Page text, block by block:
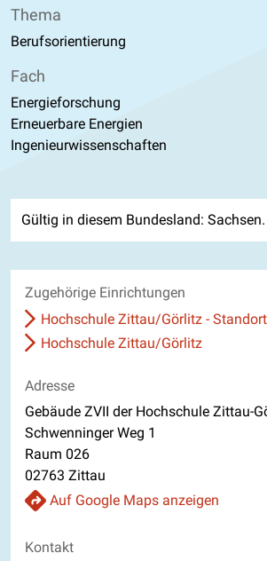
Thema
Berufsorientierung
Fach
Energieforschung
Erneuerbare Energien
Ingenieurwissenschaften
Gültig in diesem Bundesland: Sachsen.
Zugehörige Einrichtungen
Hochschule Zittau/Görlitz -
Hochschule Zittau/Görlitz
Adresse
Gebäude ZVII der Hochschule Zittau-
Schwenninger Weg 1
Raum 026
02763 Zittau
Auf Google Maps anzeigen
Kontakt